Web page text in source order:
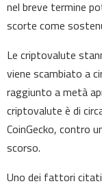
nel breve termine
scorte come
Le criptovalute
viene scambiato a
raggiunto a metà
criptovalute è di
CoinGecko, contro
scorso.
Uno dei fattori citati